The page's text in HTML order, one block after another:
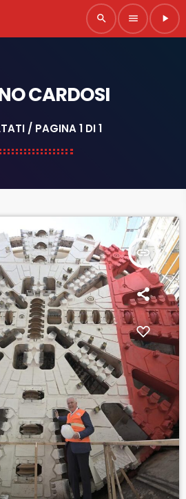
search menu play_arrow
CARDOSI
/ PAGINA 1 DI 1
insert_link